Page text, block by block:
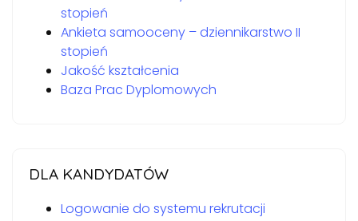
stopień
Ankieta samooceny – dziennikarstwo II
stopień
Jakość kształcenia
Baza Prac Dyplomowych
DLA KANDYDATÓW
Logowanie do systemu rekrutacji